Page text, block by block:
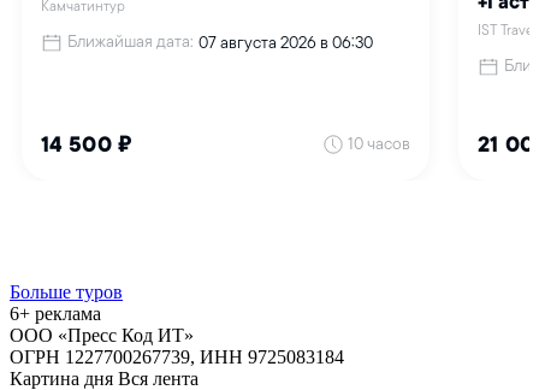
Больше туров
6+ реклама
ООО «Пресс Код ИТ»
ОГРН 1227700267739, ИНН 9725083184
Картина дня Вся лента